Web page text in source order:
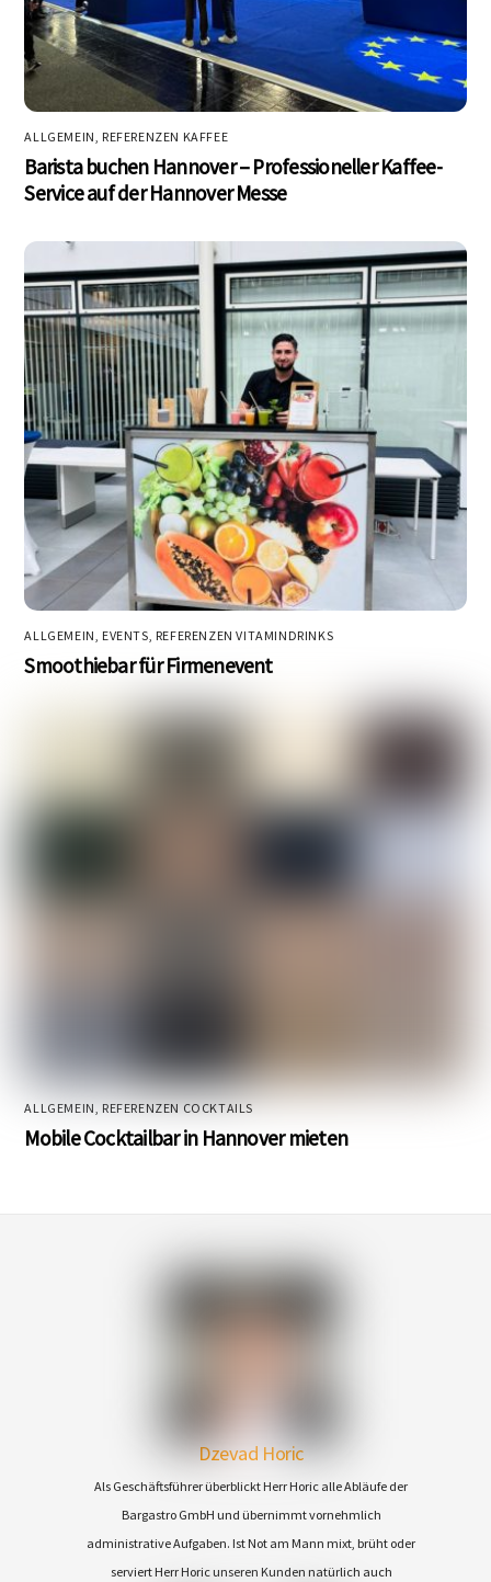
ALLGEMEIN, REFERENZEN KAFFEE
Barista buchen Hannover – Professioneller Kaffee-
Service auf der Hannover Messe
ALLGEMEIN EVENTS REFERENZEN VITAMINDRINKS
Smoothiebar für Firmenevent
ALLGEMEIN REFERENZEN COCKTAILS
Mobile Cocktailbar in Hannover mieten
Dzevad Horic
Als Geschäftsführer überblickt Herr Horic alle Abläufe der
Bargastro GmbH und übernimmt vornehmlich
administrative Aufgaben. Ist Not am Mann mixt, brüht oder
serviert Herr Horic unseren Kunden natürlich auch